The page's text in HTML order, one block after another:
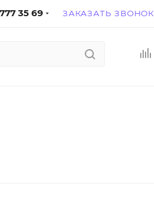
35 69 ЗАКАЗАТЬ ЗВОНОК